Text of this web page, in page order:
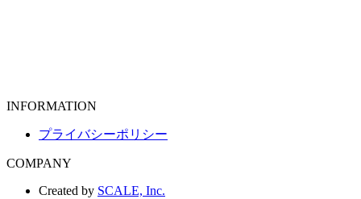
INFORMATION
プライバシーポリシー
COMPANY
Created by SCALE, Inc.